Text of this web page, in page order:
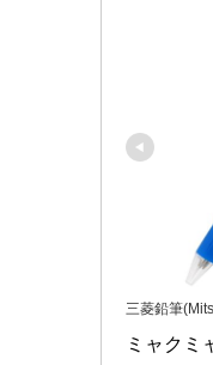
三菱鉛筆
ミャクミ